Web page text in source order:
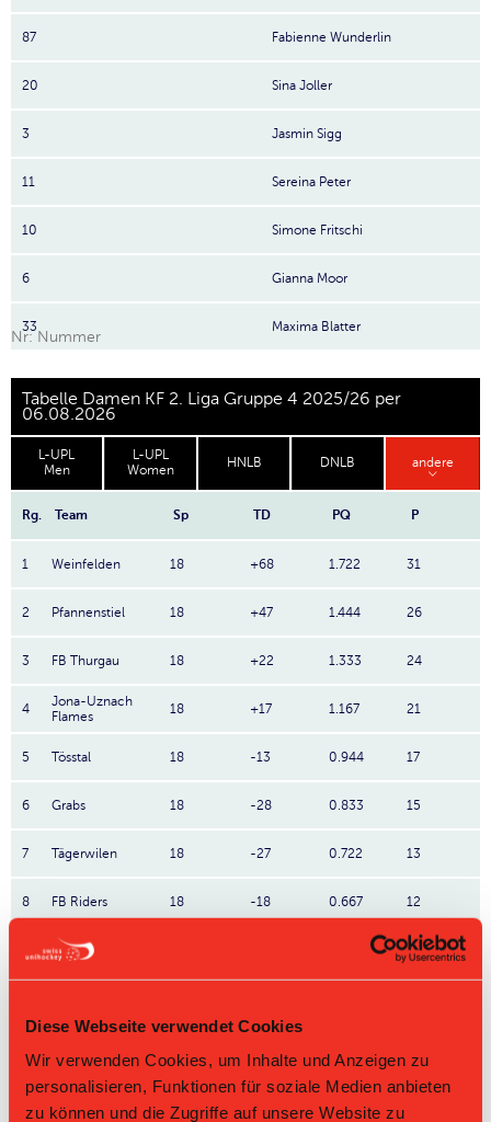
Diese Webseite verwendet Cookies
Wir verwenden Cookies, um Inhalte und Anzeigen zu
personalisieren, Funktionen für soziale Medien anbieten
zu können und die Zugriffe auf unsere Website zu
87 Fabienne Wunderlin
20 Sina Joller
3 Jasmin Sigg
11 Sereina Peter
10 Simone Fritschi
6 Gianna Moor
33 Maxima Blatter
Nr: Nummer
Tabelle Damen KF 2. Liga Gruppe 4 2025/26 per
06.08.2026
L-UPL
Men
L-UPL
Women
HNLB DNLB andere
Rg. Team Sp TD PQ P
1 Weinfelden 18 +68 1.722 31
2 Pfannenstiel 18 +47 1.444 26
3 FB Thurgau 18 +22 1.333 24
4
Jona-Uznach
Flames
18 +17 1.167 21
5 Tösstal 18 -13 0.944 17
6 Grabs 18 -28 0.833 15
7 Tägerwilen 18 -27 0.722 13
8 FB Riders 18 -18 0.667 12
Wild Pigs 12
Direktbegegnungen